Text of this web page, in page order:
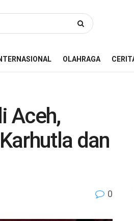
OLAHRAGA
Aceh,
dan
0